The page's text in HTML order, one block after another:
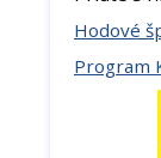
Hodové
Program